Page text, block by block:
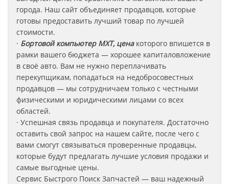
города. Наш сайт объединяет продавцов, которые
готовы предоставить лучший товар по лучшей
стоимости.
· Бортовой компьютер MXT, цена которого впишется в
рамки вашего бюджета — хорошее капиталовложение
в своё авто. Вам не нужно переплачивать
перекупщикам, попадаться на недобросовестных
продавцов — мы сотрудничаем только с честными
физическими и юридическими лицами со всех
областей.
· Успешная связь продавца и покупателя. Достаточно
оставить свой запрос на нашем сайте, после чего с
вами смогут связываться проверенные продавцы,
которые будут предлагать лучшие условия продажи и
самые выгодные цены.
Сервис Быстрого Поиск Запчастей — ваш надежный